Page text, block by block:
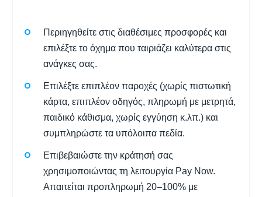
Περιηγηθείτε στις διαθέσιμες προσφορές και
επιλέξτε το όχημα που ταιριάζει καλύτερα στις
ανάγκες σας.
Επιλέξτε επιπλέον παροχές (χωρίς πιστωτική
κάρτα, επιπλέον οδηγός, πληρωμή με μετρητά,
παιδικό κάθισμα, χωρίς εγγύηση κ.λπ.) και
συμπληρώστε τα υπόλοιπα πεδία.
Επιβεβαιώστε την κράτησή σας
χρησιμοποιώντας τη λειτουργία Pay Now.
Απαιτείται προπληρωμή 20–100% με